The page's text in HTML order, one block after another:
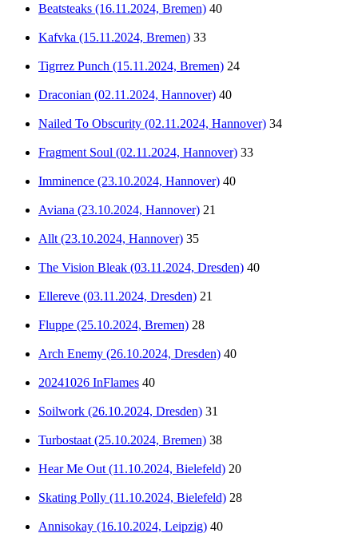
Beatsteaks (16.11.2024, Bremen) 40
Kafvka (15.11.2024, Bremen) 33
Tigrrez Punch (15.11.2024, Bremen) 24
Draconian (02.11.2024, Hannover) 40
Nailed To Obscurity (02.11.2024, Hannover) 34
Fragment Soul (02.11.2024, Hannover) 33
Imminence (23.10.2024, Hannover) 40
Aviana (23.10.2024, Hannover) 21
Allt (23.10.2024, Hannover) 35
The Vision Bleak (03.11.2024, Dresden) 40
Ellereve (03.11.2024, Dresden) 21
Fluppe (25.10.2024, Bremen) 28
Arch Enemy (26.10.2024, Dresden) 40
20241026 InFlames 40
Soilwork (26.10.2024, Dresden) 31
Turbostaat (25.10.2024, Bremen) 38
Hear Me Out (11.10.2024, Bielefeld) 20
Skating Polly (11.10.2024, Bielefeld) 28
Annisokay (16.10.2024, Leipzig) 40